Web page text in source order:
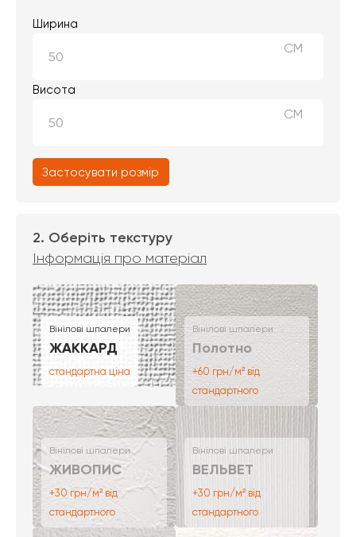
Ширина
СМ
Висота
СМ
Застосувати розмір
2. Оберіть текстуру
Інформація про матеріал
Вінілові шпалери
ЖАККАРД
стандартна ціна
Вінілові шпалери
Полотно
+60 грн/м² від
стандартного
Вінілові шпалери
ЖИВОПИС
+30 грн/м² від
стандартного
Вінілові шпалери
ВЕЛЬВЕТ
+30 грн/м² від
стандартного